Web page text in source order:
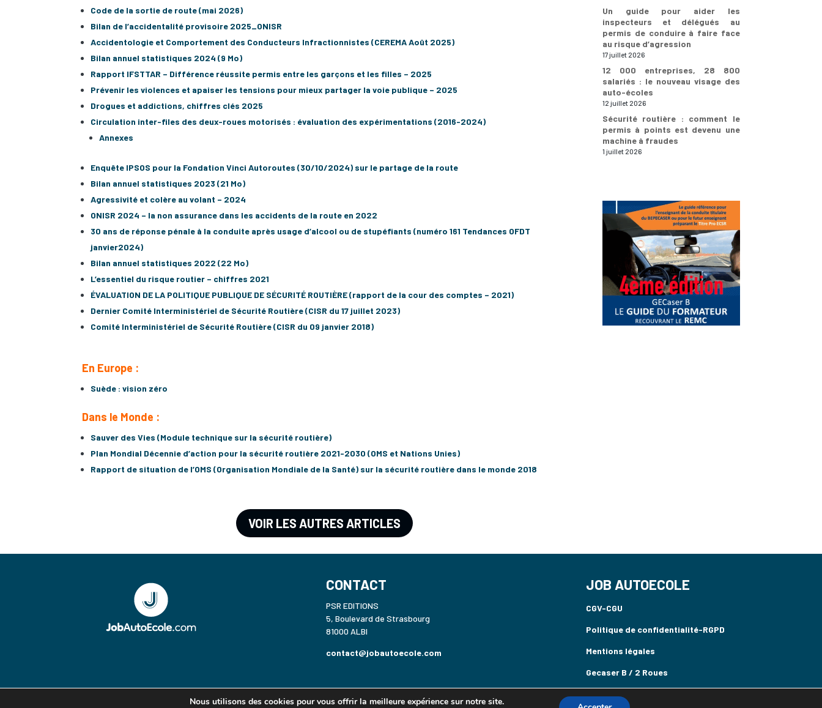
Code de la sortie de route (mai 2026)
Bilan de l’accidentalité provisoire 2025_ONISR
Accidentologie et Comportement des Conducteurs Infractionnistes (CEREMA Août 2025)
Bilan annuel statistiques 2024 (9 Mo)
Rapport IFSTTAR – Différence réussite permis entre les garçons et les filles – 2025
Prévenir les violences et apaiser les tensions pour mieux partager la voie publique – 2025
Drogues et addictions, chiffres clés 2025
Circulation inter-files des deux-roues motorisés : évaluation des expérimentations (2016-2024)
Annexes
Enquête IPSOS pour la Fondation Vinci Autoroutes (30/10/2024) sur le partage de la route
Bilan annuel statistiques 2023 (21 Mo)
Agressivité et colère au volant – 2024
ONISR 2024 – la non assurance dans les accidents de la route en 2022
30 ans de réponse pénale à la conduite après usage d’alcool ou de stupéfiants (numéro 161 Tendances OFDT
janvier2024)
Bilan annuel statistiques 2022 (22 Mo)
L’essentiel du risque routier – chiffres 2021
ÉVALUATION DE LA POLITIQUE PUBLIQUE DE SÉCURITÉ ROUTIÈRE (rapport de la cour des comptes – 2021)
Dernier Comité Interministériel de Sécurité Routière (CISR du 17 juillet 2023)
Comité Interministériel de Sécurité Routière (CISR du 09 janvier 2018)
En Europe :
Suède : vision zéro
Dans le Monde :
Sauver des Vies (Module technique sur la sécurité routière)
Plan Mondial Décennie d’action pour la sécurité routière 2021-2030 (OMS et Nations Unies)
Rapport de situation de l’OMS (Organisation Mondiale de la Santé) sur la sécurité routière dans le monde 2018
VOIR LES AUTRES ARTICLES
Un guide pour aider les
inspecteurs et délégués au
permis de conduire à faire face
au risque d’agression
17 juillet 2026
12 000 entreprises, 28 800
salariés : le nouveau visage des
auto-écoles
12 juillet 2026
Sécurité routière : comment le
permis à points est devenu une
machine à fraudes
1 juillet 2026
CONTACT
PSR EDITIONS
5, Boulevard de Strasbourg
81000 ALBI
contact@jobautoecole.com
JOB AUTOECOLE
CGV-CGU
Politique de confidentialité-RGPD
Mentions légales
Gecaser B / 2 Roues
Nous utilisons des cookies pour vous offrir la meilleure expérience sur notre site.